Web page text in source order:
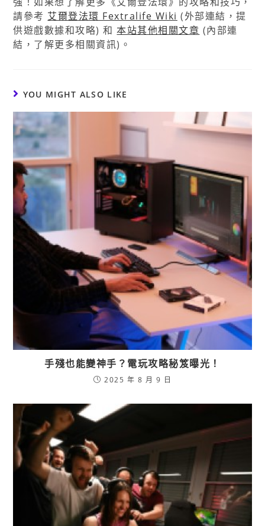
請參考 艾爾登法環 Fextralife Wiki (外部連結，提
供遊戲數據和攻略) 和本站其他相關文章 (內部連
結，了解更多相關資訊)。
YOU MIGHT ALSO LIKE
手殘也能變神手？電玩攻略秘笈曝光！
2025 年 8 月 9 日